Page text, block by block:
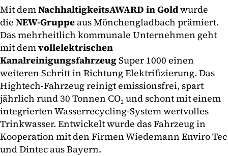
Mit demNachhaltigkeitsAWARD in Goldwurde
die NEW-Gruppeaus Mönchengladbach prämiert.
Das mehrheitlich kommunale Unternehmen geht
mit demvollelektrischen
KanalreinigungsfahrzeugSuper 1000 einen
weiteren Schritt in Richtung Elektrifizierung. Das
Hightech-Fahrzeug reinigt emissionsfrei, spart
jährlich rund 30 Tonnen CO₂ und schont mit einem
integrierten Wasserrecycling-System wertvolles
Trinkwasser. Entwickelt wurde das Fahrzeug in
Kooperation mit den Firmen Wiedemann Enviro Tec
und Dintec aus Bayern.